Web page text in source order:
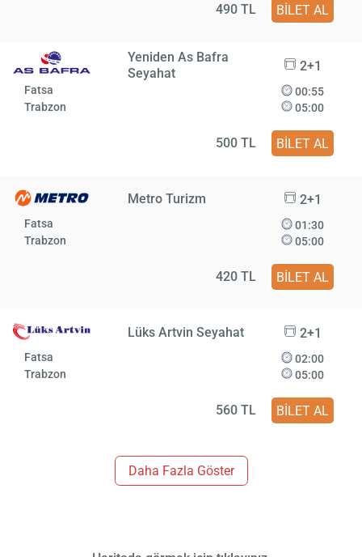
490 TL BİLET AL
Yeniden As Bafra
Seyahat
2+1
Fatsa
Trabzon
00:55
05:00
500 TL BİLET AL
Metro Turizm 2+1
Fatsa
Trabzon
01:30
05:00
420 TL BİLET AL
Lüks Artvin Seyahat 2+1
Fatsa
Trabzon
02:00
05:00
560 TL BİLET AL
Daha Fazla Göster